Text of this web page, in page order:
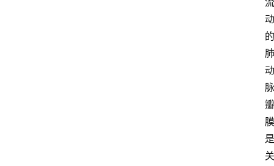
动
的
肺
动
脉
瓣
膜
是
关